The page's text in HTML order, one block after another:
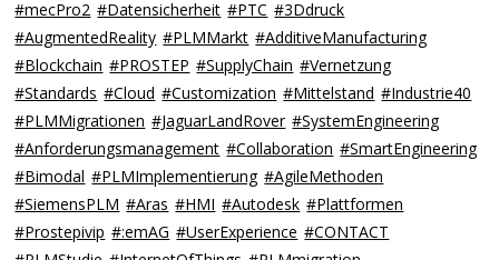
#mecPro2 #Datensicherheit #PTC #3Ddruck
#AugmentedReality #PLMMarkt #AdditiveManufacturing
#Blockchain #PROSTEP #SupplyChain #Vernetzung
#Standards #Cloud #Customization #Mittelstand #Industrie40
#PLMMigrationen #JaguarLandRover #SystemEngineering
#Anforderungsmanagement #Collaboration #SmartEngineering
#Bimodal #PLMImplementierung #AgileMethoden
#SiemensPLM #Aras #HMI #Autodesk #Plattformen
#Prostepivip #:emAG #UserExperience #CONTACT